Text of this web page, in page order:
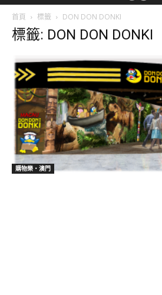
首頁 標籤 DON DON DONKI
標籤: DON DON DONKI
購物樂‧澳門